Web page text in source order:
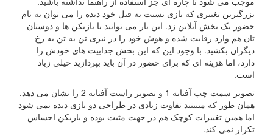
بزرگترین تغییری که بازی نسبت به قبل خود دیده را می توان به نام
حضور یک بخش آنلاین زد. این بار می توانید با بازیکن ها و دوستان
تان هم وارد رقابت شده و هوش خود را در نبری تن به تن به رخ
دیگران بکشید. با وجود این که این بخش جذابیت های خودش را
دارد، اما هزینه ای که برای حضور در آن باید بپردازید خیلی زیاد
است.
تصویر سمت چپ آفتابه 1 و تصویر راست آفتابه 2 را نشان می دهد.
همان طور که میبینید تفاوت زیادی در طراحی دو بازی دیده نمی شود
اما همین تغییرات کوچک هم در جهت مثبت بوده و بازیکن احساس
تکرار نمی کند.